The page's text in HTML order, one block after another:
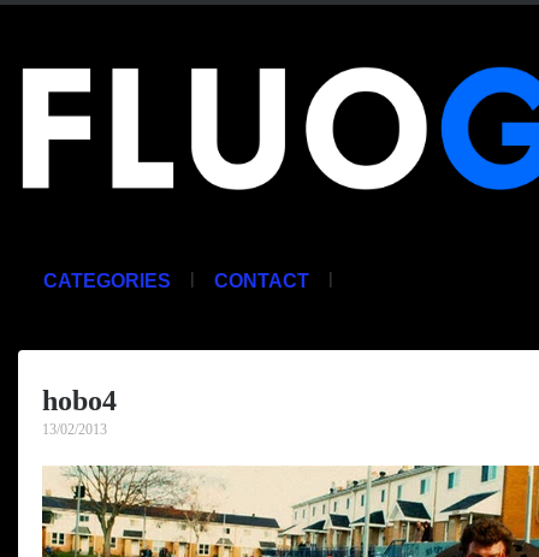
CATEGORIES | CONTACT |
hobo4
13/02/2013